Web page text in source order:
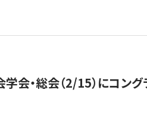
会・総会（2/15）にコン